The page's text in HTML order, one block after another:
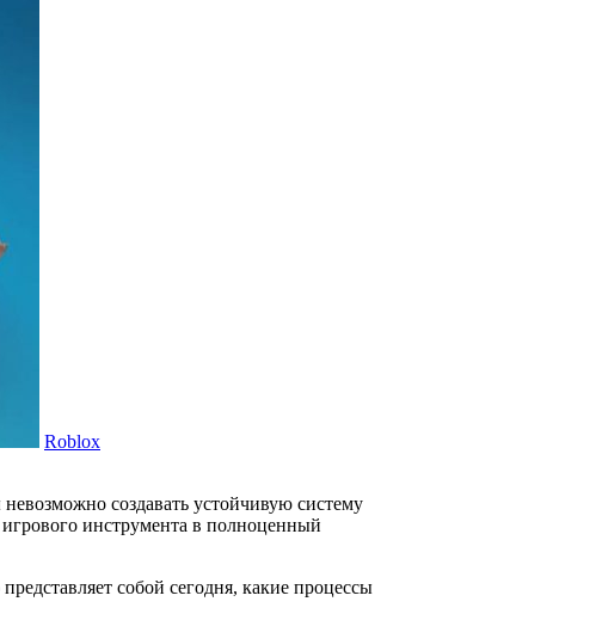
Roblox
создавать устойчивую систему
инструмента в полноценный
собой сегодня, какие процессы